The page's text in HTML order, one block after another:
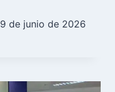
9 de junio de 2026